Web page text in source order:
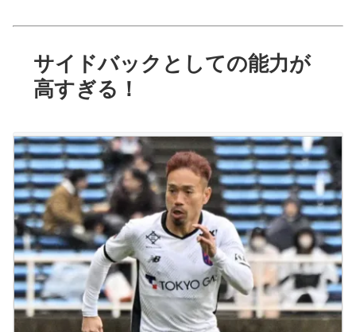
サイドバックとしての能力が
高すぎる！